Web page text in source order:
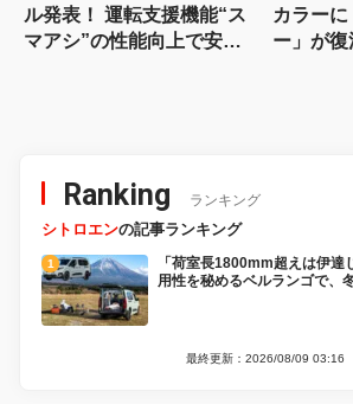
ル発表！ 運転支援機能“ス
マアシ”の性能向上で安心
カラー
ー」が復
Ranking ランキング
シトロエンの記事ランキング
「荷室長1800mm超えは伊達
用性を秘めるベルランゴで、
最終更新：2026/08/09 03:16